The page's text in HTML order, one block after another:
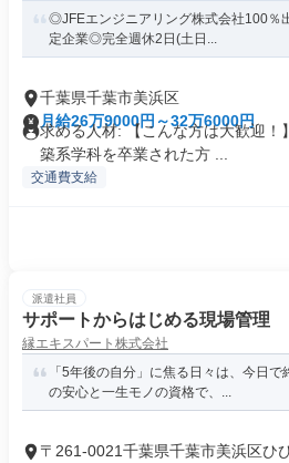
◎JFEエンジニアリング株式会社100％
定企業◎完全週休2日(土日...
千葉県千葉市美浜区
月給26万9000円～32万6000円
求める人材: 【こんな方は大歓迎
築系学科を卒業された方 ...
交通費支給
派遣社員
サポートからはじめる現場管理
縁エキスパート株式会社
「5年後の自分」に焦る日々は、今日
の安心と一生モノの資格で、...
〒261-0021千葉県千葉市美浜区ひ